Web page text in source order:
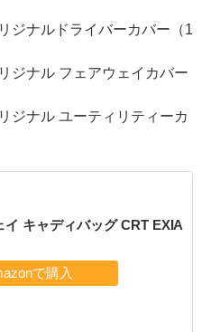
ジナルドライバーカバー（1
ジナル フェアウェイカバー
ジナル ユーティリティーカ
イ キャディバッグ CRT EXIA